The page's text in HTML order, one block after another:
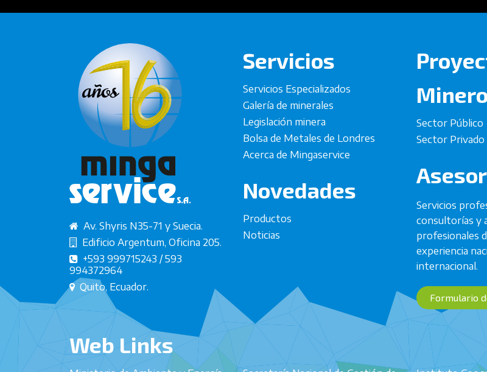
Av. Shyris N35-71 y Suecia.
Edificio Argentum, Oficina 205.
+593 999715243 / 593
994372964
Quito, Ecuador.
Servicios
Servicios Especializados
Galería de minerales
Legislación minera
Bolsa de Metales de Londres
Acerca de Mingaservice
Novedades
Productos
Noticias
Sector Público
Sector Privado
Servicios
consultorías y
profesionales
experiencia
internacional.
Formulario
Web Links